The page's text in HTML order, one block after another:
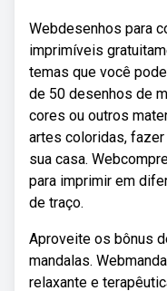
Webdesenhos para
imprimíveis
temas que você
de 50 desenhos de
cores ou outros
artes coloridas,
sua casa.
para imprimir em
de traço.
Aproveite os bônus
mandalas.
relaxante e